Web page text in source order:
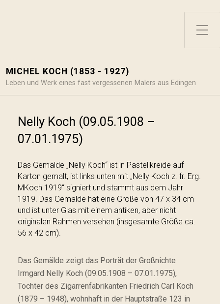
Toggle Side Menu
MICHEL KOCH (1853 - 1927)
Leben und Werk eines fast vergessenen Malers aus Edingen
Nelly Koch (09.05.1908 –
07.01.1975)
Das Gemälde „Nelly Koch“ ist in Pastellkreide auf
Karton gemalt, ist links unten mit „Nelly Koch z. fr. Erg.
MKoch 1919“ signiert und stammt aus dem Jahr
1919. Das Gemälde hat eine Größe von 47 x 34 cm
und ist unter Glas mit einem antiken, aber nicht
originalen Rahmen versehen (insgesamte Größe ca.
56 x 42 cm).
Das Gemälde zeigt das Porträt der Großnichte
Irmgard Nelly Koch (09.05.1908 – 07.01.1975),
Tochter des Zigarrenfabrikanten Friedrich Carl Koch
(1879 – 1948), wohnhaft in der Hauptstraße 123 in